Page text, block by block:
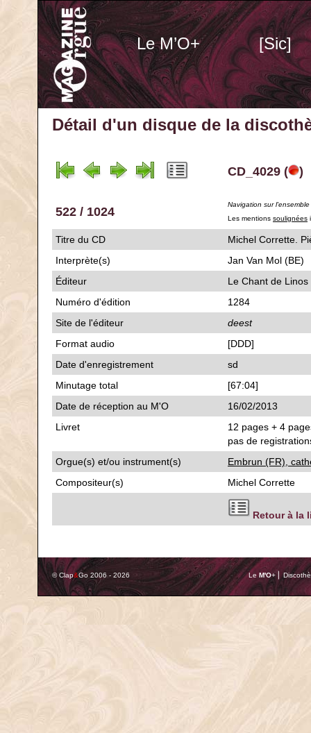
Le M’O+ [Sic]
Détail d'un disque de la
CD_4029 ( )
522 / 1024
Navigation sur
Les mentions soulignées
Titre du CD
Michel
Interprète(s)
Jan Van Mol (BE)
Éditeur
Le Chant de Linos
Numéro d'édition
1284
Site de l'éditeur
deest
Format audio
[DDD]
Date d'enregistrement
sd
Minutage total
[67:04]
Date de réception au M'O
16/02/2013
Livret
12 pages + 4
pas de
Orgue(s) et/ou instrument(s)
Embrun (FR),
Compositeur(s)
Michel Corrette
Retour à la
© Clap&Go 2006 - 2026 Le M'O+ ⎢